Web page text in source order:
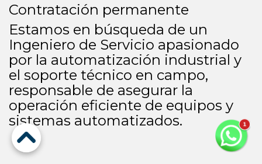
Contratación permanente
Estamos en búsqueda de un
Ingeniero de Servicio apasionado
por la automatización industrial y
el soporte técnico en campo,
responsable de asegurar la
operación eficiente de equipos y
sistemas automatizados.